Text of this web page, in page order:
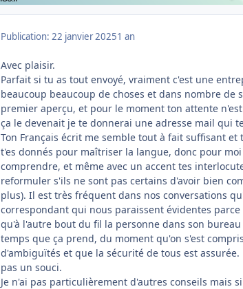
Publication: 22 janvier 20251 an
Avec plaisir.
Parfait si tu as tout envoyé, vraiment c'est une
beaucoup beaucoup de choses et dans nombre de
premier aperçu, et pour le moment ton attente
ça le devenait je te donnerai une adresse mail qui
Ton Français écrit me semble tout à fait suffisant
t'es donnés pour maîtriser la langue, donc pour
comprendre, et même avec un accent tes
reformuler s'ils ne sont pas certains d'avoir bien
plus). Il est très fréquent dans nos conversations
correspondant qui nous paraissent évidentes
qu'à l'autre bout du fil la personne dans son
temps que ça prend, du moment qu'on s'est
d'ambiguïtés et que la sécurité de tous est
pas un souci.
Je n'ai pas particulièrement d'autres conseils mais